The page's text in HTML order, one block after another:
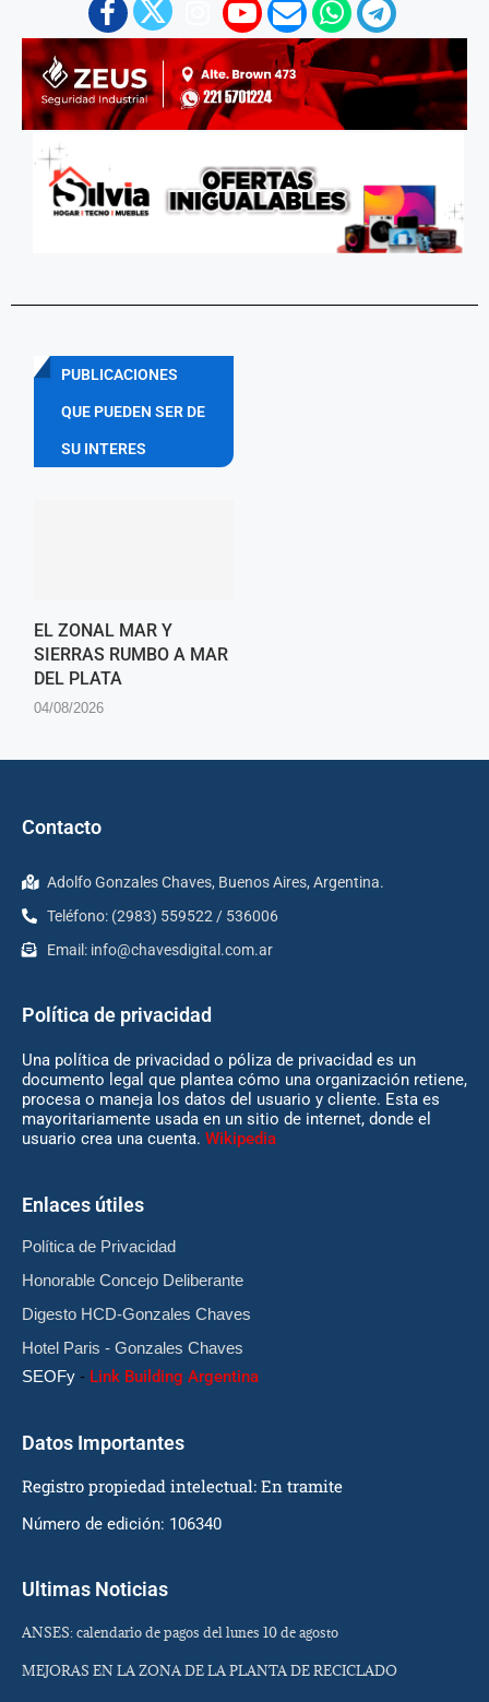
PUBLICACIONES
QUE PUEDEN SER DE
SU INTERES
EL ZONAL MAR Y
SIERRAS RUMBO A MAR
DEL PLATA
04/08/2026
Contacto
Adolfo Gonzales Chaves, Buenos Aires, Argentina.
Teléfono: (2983) 559522 / 536006
Email: info@chavesdigital.com.ar
Política de privacidad
Una política de privacidad o póliza de privacidad es un
documento legal que plantea cómo una organización retiene,
procesa o maneja los datos del usuario y cliente. Esta es
mayoritariamente usada en un sitio de internet, donde el
usuario crea una cuenta. Wikipedia
Enlaces útiles
Política de Privacidad
Honorable Concejo Deliberante
Digesto HCD-Gonzales Chaves
Hotel Paris - Gonzales Chaves
SEOFy - Link Building Argentina
Datos Importantes
Registro propiedad intelectual: En tramite
Número de edición: 106340
Ultimas Noticias
ANSES: calendario de pagos del lunes 10 de agosto
MEJORAS EN LA ZONA DE LA PLANTA DE RECICLADO